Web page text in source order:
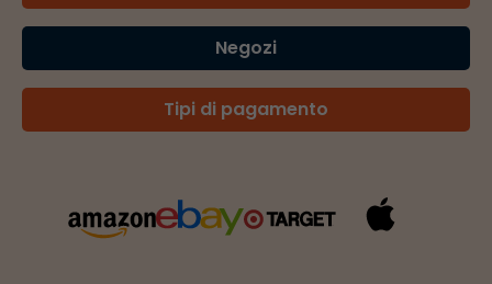
Negozi
Tipi di pagamento